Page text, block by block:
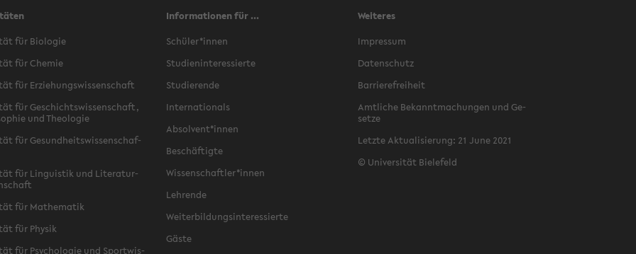
für Bio­lo­gie
für Che­mie
für Er­zie­hungs­wis­sen­schaft
für Ge­schichts­wis­sen­schaft,
und Theo­lo­gie
für Ge­sund­heits­wis­sen­schaf­
für Lin­gu­is­tik und Li­te­ra­tur­
für Ma­the­ma­tik
für Phy­sik
für Psy­cho­lo­gie und Sport­wis­
Informationen für ...
Schü­ler*innen
Stu­di­en­in­ter­es­sier­te
Stu­die­ren­de
In­ter­na­tio­nals
Ab­sol­vent*innen
Be­schäf­tig­te
Wis­sen­schaft­ler*innen
Leh­ren­de
Wei­ter­bil­dungs­in­ter­es­sier­te
Gäste
Weiteres
Im­pres­sum
Da­ten­schutz
Bar­rie­re­frei­heit
Amt­li­che Be­kannt­ma­chun­gen und Ge­
set­ze
Letz­te Ak­tua­li­sie­rung: 21 June 2021
© Uni­ver­si­tät Bie­le­feld